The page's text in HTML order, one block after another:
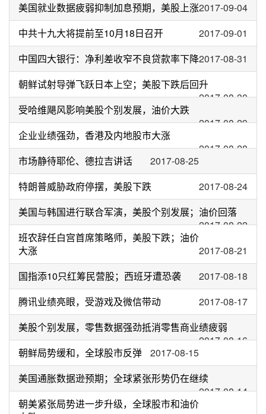
美国就业数据疲弱抑制加息预期，美股上涨2017-09-04
中共十九大将提前至10月18日召开
2017-09-01
中国四大银行：净利差收窄不良贷款率下降2017-08-31
朝鲜试射导弹飞跃日本上空；美股下跌后回升
2017-08-30
受哈维飓风影响美股个别发展，油价大跌
2017-08-29
企业业绩强劲，香港及内地股市大涨
2017-08-28
市场静待耶伦、德拉吉讲话
2017-08-25
特朗普威胁政府停摆，美股下跌
2017-08-24
美国与韩国进行联合军演，美股个别发展；油价回落
2017-08-22
班农辞任白宫首席策略师，美股下跌；油价
大涨
2017-08-21
国指添10只红筹民营股；西班牙遭恐袭
2017-08-18
腾讯业绩亮眼，受游戏及微信带动
2017-08-17
美股个别发展，零售数据强劲抵消零售商业绩疲弱
2017-08-16
朝鲜局势缓和，全球股市反弹
2017-08-15
美国通胀数据逊预期；全球紧张形势仍在继续
2017-08-14
朝美紧张局势进一步升级，全球股市和油价